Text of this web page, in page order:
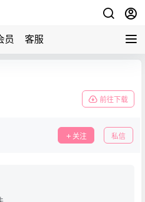
员 客服
前往下载
关注 私信